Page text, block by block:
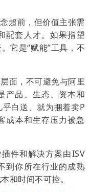
超前，但价值主张需
配套人才。如果指望
它是“赋能”工具，不
面，不可避免与阿里
产品、生态、资本和
乎白送、就为捆着卖P
成本和生存压力被急
件和解决方案由ISV
到你所在行业的成熟
和时间不可控。